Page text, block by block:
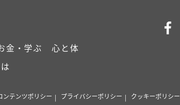
金・学ぶ
心と体
ンテンツポリシー プライバシーポリシー クッキーポリシー